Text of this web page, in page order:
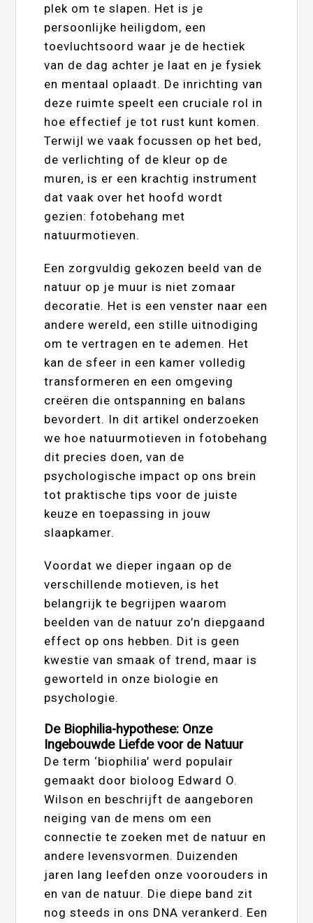
plek om te slapen. Het is je
persoonlijke heiligdom, een
toevluchtsoord waar je de hectiek
van de dag achter je laat en je fysiek
en mentaal oplaadt. De inrichting van
deze ruimte speelt een cruciale rol in
hoe effectief je tot rust kunt komen.
Terwijl we vaak focussen op het bed,
de verlichting of de kleur op de
muren, is er een krachtig instrument
dat vaak over het hoofd wordt
gezien: fotobehang met
natuurmotieven.
Een zorgvuldig gekozen beeld van de
natuur op je muur is niet zomaar
decoratie. Het is een venster naar een
andere wereld, een stille uitnodiging
om te vertragen en te ademen. Het
kan de sfeer in een kamer volledig
transformeren en een omgeving
creëren die ontspanning en balans
bevordert. In dit artikel onderzoeken
we hoe natuurmotieven in fotobehang
dit precies doen, van de
psychologische impact op ons brein
tot praktische tips voor de juiste
keuze en toepassing in jouw
slaapkamer.
Voordat we dieper ingaan op de
verschillende motieven, is het
belangrijk te begrijpen waarom
beelden van de natuur zo’n diepgaand
effect op ons hebben. Dit is geen
kwestie van smaak of trend, maar is
geworteld in onze biologie en
psychologie.
De Biophilia-hypothese: Onze
Ingebouwde Liefde voor de Natuur
De term ‘biophilia’ werd populair
gemaakt door bioloog Edward O.
Wilson en beschrijft de aangeboren
neiging van de mens om een
connectie te zoeken met de natuur en
andere levensvormen. Duizenden
jaren lang leefden onze voorouders in
en van de natuur. Die diepe band zit
nog steeds in ons DNA verankerd. Een